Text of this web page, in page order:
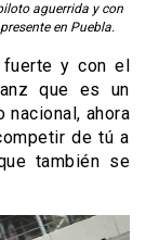
aguerrida y con
en Puebla.
y con el
que es un
nacional, ahora
de tú a
también se